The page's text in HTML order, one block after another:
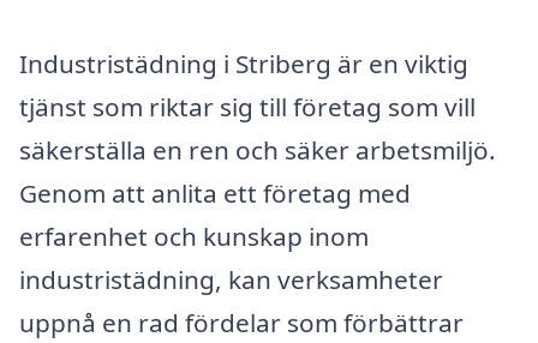
Industristädning i Striberg är en viktig
tjänst som riktar sig till företag som vill
säkerställa en ren och säker arbetsmiljö.
Genom att anlita ett företag med
erfarenhet och kunskap inom
industristädning, kan verksamheter
uppnå en rad fördelar som förbättrar